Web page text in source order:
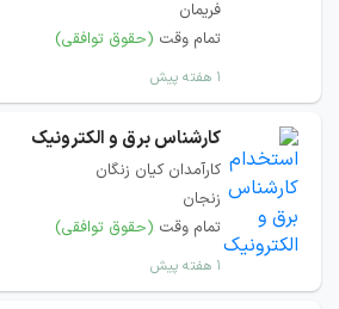
فریمان
تمام وقت (حقوق توافقی)
۱ هفته پیش
کارشناس برق و الکترونیک
کارآمدان کیان زنگان
زنجان
تمام وقت (حقوق توافقی)
۱ هفته پیش